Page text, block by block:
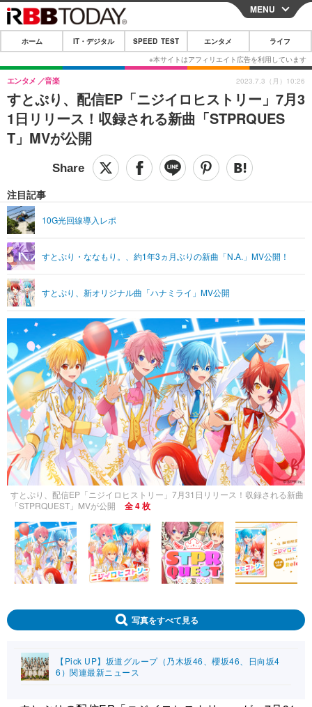
CLOSE
ホーム
IT・デジタル
IT・デジタルTOP スマートフォン
ネタ
ショッピング その他
SPEED TEST
エンタメ
エンタメTOP 映画・ドラマ
音楽
ペット
リリース一覧
プッシュ通知の停止方法
MENU
ホーム IT・デジタル SPEED TEST エンタメ ライフ
すとぷり、配信EP「ニジイロヒストリー」7月3
1日リリース！収録される新曲「STPRQUES
T」MVが公開
エンタメ 音楽
注目記事
10G光回線導入レポ
すとぷり・ななもり。、約1年3ヵ月ぶりの新曲「N.A.」MV公開！
すとぷり、新オリジナル曲「ハナミライ」MV公開
2023.7.3（月）10:26
すとぷり、配信EP「ニジイロヒストリー」7月31日リリース！収録される新曲
「STPRQUEST」MVが公開
全 4 枚
写真をすべて見る
【Pick UP】坂道グループ（乃木坂46、櫻坂46、日向坂4
6）関連最新ニュース